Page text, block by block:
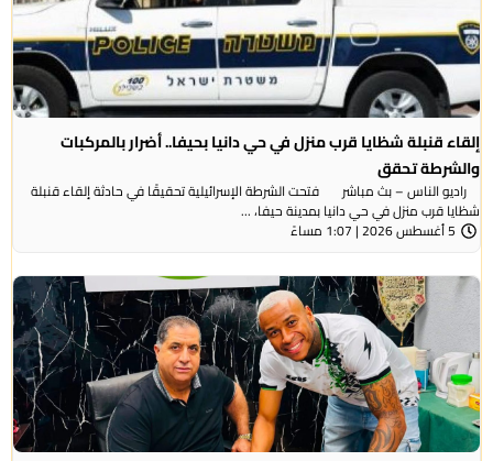
إلقاء قنبلة شظايا قرب منزل في حي دانيا بحيفا.. أضرار بالمركبات
والشرطة تحقق
راديو الناس – بث مباشر فتحت الشرطة الإسرائيلية تحقيقًا في حادثة إلقاء قنبلة
شظايا قرب منزل في حي دانيا بمدينة حيفا، ...
5 أغسطس 2026 | 1:07 مساءً